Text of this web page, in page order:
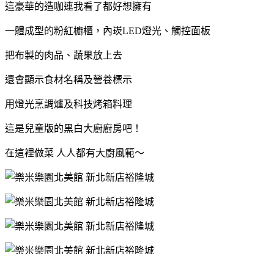
這豪華的造咖連我看了都好想擁有
一體成型的粉紅櫥櫃，內崁LED燈光、觸控面板
把布製的肉品、蔬果放上去
還會顯示食材名稱及營養標示
用燈光烹調爐及科技烤箱料理
這是兒童版的黑白大廚廚房吧！
在這裡做菜 人人都有大廚風範～